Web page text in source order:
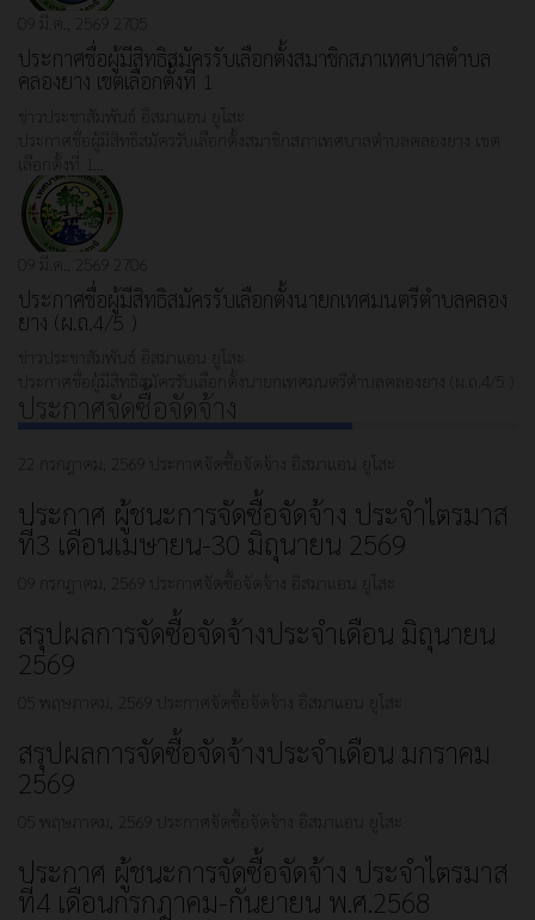
09 มี.ค., 2569
ประกาศชื่อผู้มีสิทธิสมัครรับเลือกตั้งสมาชิกสภาเทศบาลตำบล
คลองยาง เขตเลือกตั้งที่ 1
ข่าวประชาสัมพันธ์
อิสมาแอน ยูโสะ
ประกาศชื่อผู้มีสิทธิสมัครรับเลือกตั้งสมาชิกสภาเทศบาลตำบลคลองยาง เขต
09 มี.ค., 2569
ประกาศชื่อผู้มีสิทธิสมัครรับเลือกตั้งนายกเทศมนตรีตำบลคลอง
ยาง (ผ.ถ.4/5 )
ข่าวประชาสัมพันธ์
อิสมาแอน ยูโสะ
ประกาศชื่อผู้มีสิทธิสมัครรับเลือกตั้งนายกเทศมนตรีตำบลคลองยาง (ผ.ถ.4/5 )
ประกาศจัดซื้อจัดจ้าง
22 กรกฎาคม, 2569 ประกาศจัดซื้อจัดจ้าง อิสมาแอน ยูโสะ
ประกาศ ผู้ชนะการจัดซื้อจัดจ้าง ประจำไตรมาส
ที่3 เดือนเมษายน-30 มิถุนายน 2569
09 กรกฎาคม, 2569 ประกาศจัดซื้อจัดจ้าง อิสมาแอน ยูโสะ
สรุปผลการจัดซื้อจัดจ้างประจำเดือน มิถุนายน
2569
05 พฤษภาคม, 2569 ประกาศจัดซื้อจัดจ้าง อิสมาแอน ยูโสะ
สรุปผลการจัดซื้อจัดจ้างประจำเดือน มกราคม
2569
05 พฤษภาคม, 2569 ประกาศจัดซื้อจัดจ้าง อิสมาแอน ยูโสะ
ประกาศ ผู้ชนะการจัดซื้อจัดจ้าง ประจำไตรมาส
ที่4 เดือนกรกฎาคม-กันยายน พ.ศ.2568